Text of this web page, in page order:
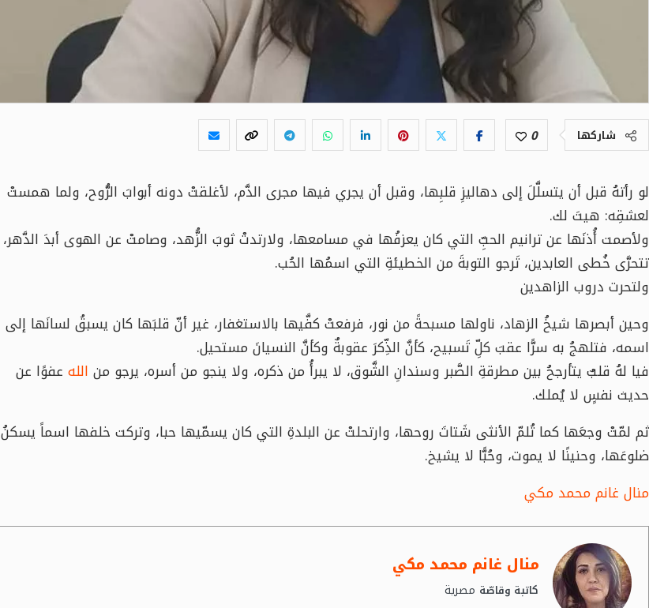
شاركها 0
لو رأتهُ قبل أن يتسلَّلَ إلى دهاليزِ قلبِها، وقبل أن يجري فيها مجرى الدَّم، لأغلقتْ دونه أبوابَ الرُّوح، ولما همستْ
لعشقِه: هيتَ لك.
ولأصمت أُذنَها عن ترانيم الحبِّ التي كان يعزفُها في مسامعها، ولارتدتْ ثوبَ الزُّهد، وصامتْ عن الهوى أبدَ الدَّهر،
تتحرَّى خُطى العابدين، تَرجو التوبةَ من الخطيئةِ التي اسمُها الحُب.
ولتحرت دروب الزاهدين
وحين أبصرها شيخُ الزهاد، ناولها مسبحةً من نور، فرفعتْ كفَّيها بالاستغفار، غير أنّ قلبَها كان يسبقُ لسانَها إلى
اسمه، فتلهجُ به سرًّا عقبَ كلِّ تَسبيح، كأنَّ الذِّكرَ عقوبةٌ وكأنَّ النسيانَ مستحيل.
فيا لهُ قلبٌ يتأرجحُ بين مطرقةِ الصَّبر وسندانِ الشَّوق، لا يبرأُ من ذكره، ولا ينجو من أسره، يرجو من الله عفوًا عن
حديث نفسٍ لا يُملك.
ثم لمّتْ وجعَها كما تُلمّ الأنثى شَتاتَ روحها، وارتحلتْ عن البلدةِ التي كان يسمّيها حبا، وتركت خلفها اسماً يسكنُ
ضلوعَها، وحنينًا لا يموت، وحُبًّا لا يشيخ.
منال غانم محمد مكي
منال غانم محمد مكي
كاتبة وقاصّة مصرية